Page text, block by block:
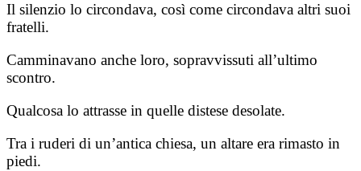
Il silenzio lo circondava, così come circondava altri suoi
fratelli.
Camminavano anche loro, sopravvissuti all’ultimo
scontro.
Qualcosa lo attrasse in quelle distese desolate.
Tra i ruderi di un’antica chiesa, un altare era rimasto in
piedi.